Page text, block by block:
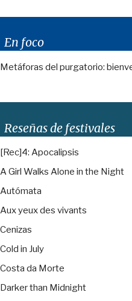
En foco
Metáforas del purgatorio:
Reseñas de festivales
[Rec]4: Apocalipsis
A Girl Walks Alone in the Night
Autómata
Aux yeux des vivants
Cenizas
Cold in July
Costa da Morte
Darker than Midnight